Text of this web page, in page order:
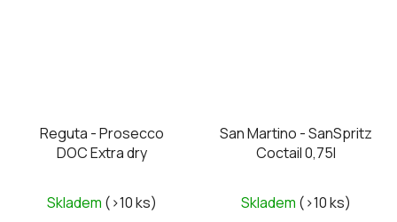
Reguta - Prosecco
DOC Extra dry
hodnocení
Skladem (>10 ks)
San Martino - SanSpritz
Coctail 0,75l
Skladem (>10 ks)